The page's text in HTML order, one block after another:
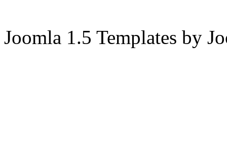
Joomla 1.5 Templates by